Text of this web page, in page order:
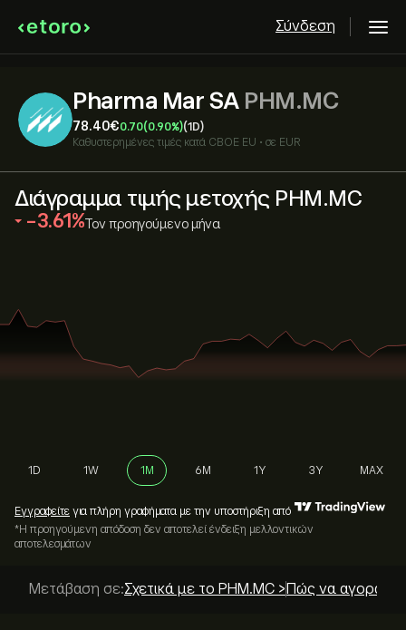
Σύνδεση
Pharma Mar SA PHM.MC
78.40‎€‎0.70(0.90%)(1D)
Καθυστερημένες τιμές κατά CBOE EU • σε EUR
Διάγραμμα τιμής μετοχής PHM.MC
‎-3.61‎ Τον προηγούμενο μήνα
1D 1W 1M 6M 1Y 3Y MAX
Εγγραφείτε για πλήρη γραφήματα με την υποστήριξη από
*Η προηγούμενη απόδοση δεν αποτελεί ένδειξη μελλοντικών
αποτελεσμάτων
Μετάβαση σε:Σχετικά με το PHM.MC > Πώς να